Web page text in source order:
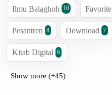
Ilmu Balaghoh 10 Favorite
Pesantren 8 Download 7
Kitab Digital 6
Show more (+45)